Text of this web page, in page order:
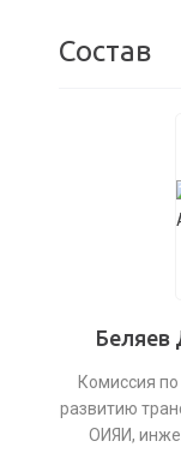
Состав
Беляев
Комиссия
развитию
ОИЯИ,